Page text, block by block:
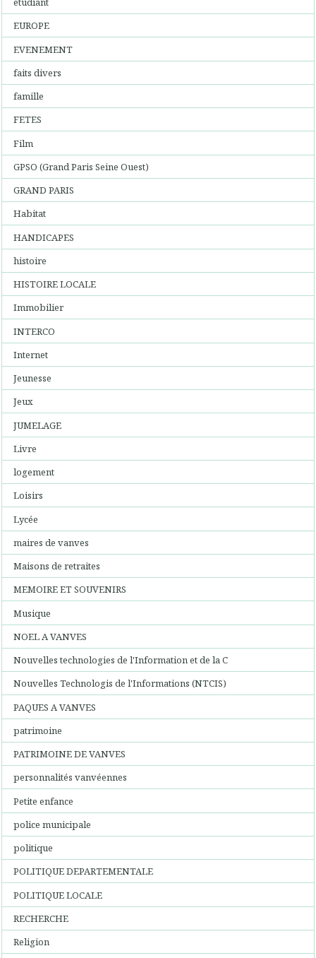
EUROPE
EVENEMENT
faits divers
famille
FETES
Film
GPSO (Grand Paris Seine Ouest)
GRAND PARIS
Habitat
HANDICAPES
histoire
HISTOIRE LOCALE
Immobilier
INTERCO
Internet
Jeunesse
Jeux
JUMELAGE
Livre
logement
Loisirs
Lycée
maires de vanves
Maisons de retraites
MEMOIRE ET SOUVENIRS
Musique
NOEL A VANVES
Nouvelles technologies de l'Information et de la C
Nouvelles Technologis de l'Informations (NTCIS)
PAQUES A VANVES
patrimoine
PATRIMOINE DE VANVES
personnalités vanvéennes
Petite enfance
police municipale
politique
POLITIQUE DEPARTEMENTALE
POLITIQUE LOCALE
RECHERCHE
Religion